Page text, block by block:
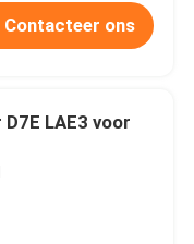
Contacteer ons